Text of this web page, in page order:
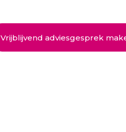
Vrijblijvend adviesgesprek